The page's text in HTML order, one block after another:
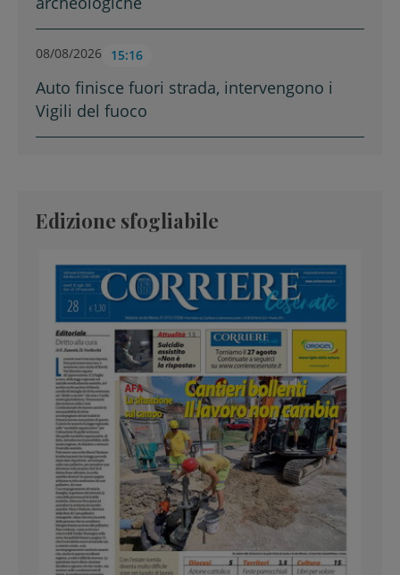
08/08/2026 15:16
Auto finisce fuori strada, intervengono i
Vigili del fuoco
Edizione sfogliabile